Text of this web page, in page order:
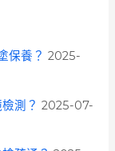
保養？ 2025-
測？ 2025-07-